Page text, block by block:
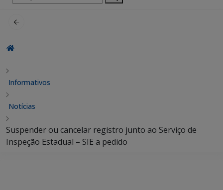
por:
Informativos
Notícias
Suspender ou cancelar registro junto ao Serviço de
Inspeção Estadual – SIE a pedido